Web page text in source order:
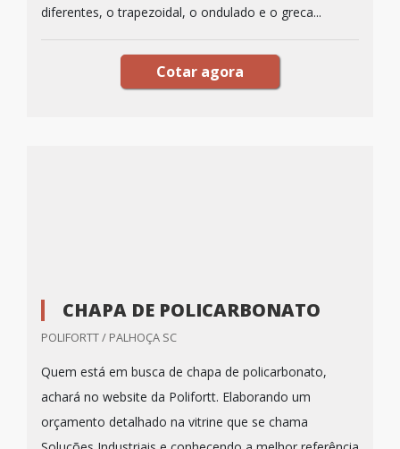
diferentes, o trapezoidal, o ondulado e o greca...
Cotar agora
CHAPA DE POLICARBONATO
POLIFORTT / PALHOÇA SC
Quem está em busca de chapa de policarbonato,
achará no website da Polifortt. Elaborando um
orçamento detalhado na vitrine que se chama